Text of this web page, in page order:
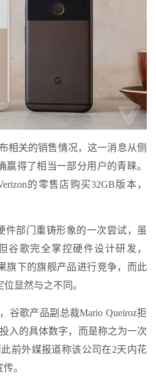
相关的销售情况，这一消息从侧
赢得了相当一部分用户的青睐。
的零售店购买32GB版本，
件部门重铸形象的一次尝试，虽
谷歌完全掌控硬件设计研发，
旗下的旗舰产品进行竞争，而此
显然与之不同。
谷歌产品副总裁Mario Queiroz拒
入的具体数字，而是称之为一次
前外媒报道称该公司在2天内花
。